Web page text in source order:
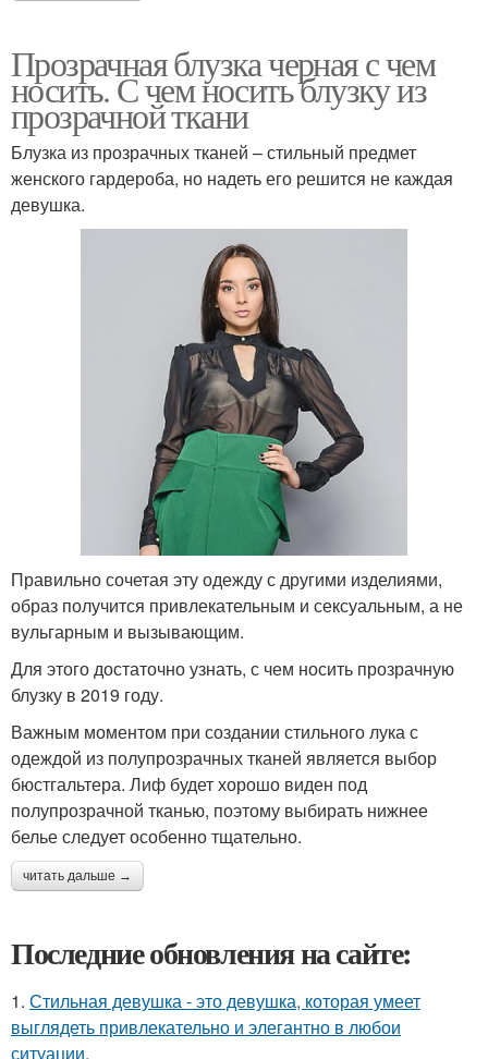
Прозрачная блузка черная с чем
носить. С чем носить блузку из
прозрачной ткани
Блузка из прозрачных тканей – стильный предмет
женского гардероба, но надеть его решится не каждая
девушка.
Правильно сочетая эту одежду с другими изделиями,
образ получится привлекательным и сексуальным, а не
вульгарным и вызывающим.
Для этого достаточно узнать, с чем носить прозрачную
блузку в 2019 году.
Важным моментом при создании стильного лука с
одеждой из полупрозрачных тканей является выбор
бюстгальтера. Лиф будет хорошо виден под
полупрозрачной тканью, поэтому выбирать нижнее
белье следует особенно тщательно.
читать дальше →
Последние обновления на сайте:
1. Стильная девушка - это девушка, которая умеет
выглядеть привлекательно и элегантно в любои
ситуации.